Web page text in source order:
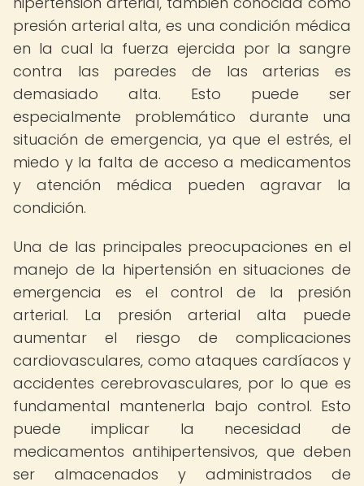
presión arterial alta, es una condición médica
en la cual la fuerza ejercida por la sangre
contra las paredes de las arterias es
demasiado alta. Esto puede ser
especialmente problemático durante una
situación de emergencia, ya que el estrés, el
miedo y la falta de acceso a medicamentos
y atención médica pueden agravar la
condición.
Una de las principales preocupaciones en el
manejo de la hipertensión en situaciones de
emergencia es el control de la presión
arterial. La presión arterial alta puede
aumentar el riesgo de complicaciones
cardiovasculares, como ataques cardíacos y
accidentes cerebrovasculares, por lo que es
fundamental mantenerla bajo control. Esto
puede implicar la necesidad de
medicamentos antihipertensivos, que deben
ser almacenados y administrados de